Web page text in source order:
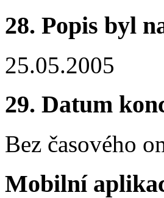
28. Popis byl
25.05.2005
29. Datum
Bez časového
Mobilní